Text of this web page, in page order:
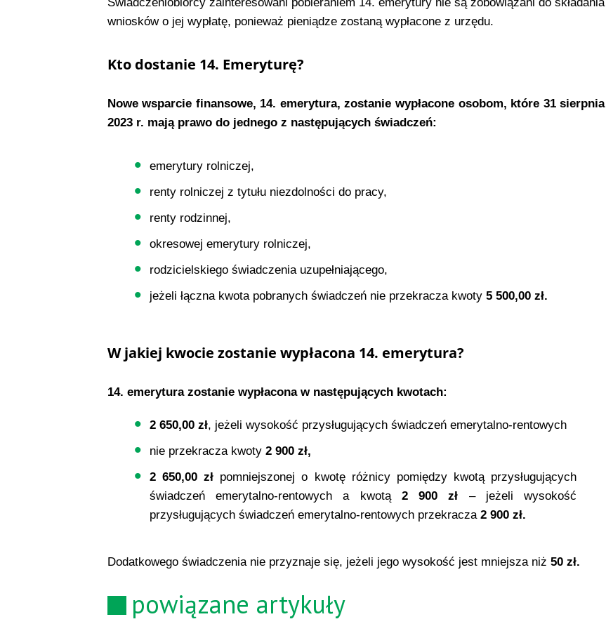
wniosków o jej wypłatę, ponieważ pieniądze zostaną wypłacone z urzędu.
Kto dostanie 14. Emeryturę?
Nowe wsparcie finansowe, 14. emerytura, zostanie wypłacone osobom, które 31 sierpnia
2023 r. mają prawo do jednego z następujących świadczeń:
emerytury rolniczej,
renty rolniczej z tytułu niezdolności do pracy,
renty rodzinnej,
okresowej emerytury rolniczej,
rodzicielskiego świadczenia uzupełniającego,
jeżeli łączna kwota pobranych świadczeń nie przekracza kwoty 5 500,00 zł.
W jakiej kwocie zostanie wypłacona 14. emerytura?
14. emerytura zostanie wypłacona w następujących kwotach:
2 650,00 zł, jeżeli wysokość przysługujących świadczeń emerytalno-rentowych
nie przekracza kwoty 2 900 zł,
2 650,00 zł pomniejszonej o kwotę różnicy pomiędzy kwotą przysługujących
świadczeń emerytalno-rentowych a kwotą2 900 zł – jeżeli wysokość
przysługujących świadczeń emerytalno-rentowych przekracza 2 900 zł.
Dodatkowego świadczenia nie przyznaje się, jeżeli jego wysokość jest mniejsza niż 50 zł.
powiązane artykuły